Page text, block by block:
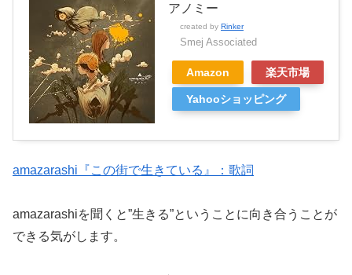
アノミー
created by Rinker
Smej Associated
Amazon 楽天市場
Yahooショッピング
amazarashi『この街で生きている』：歌詞
amazarashiを聞くと”生きる”ということに向き合うことが
できる気がします。